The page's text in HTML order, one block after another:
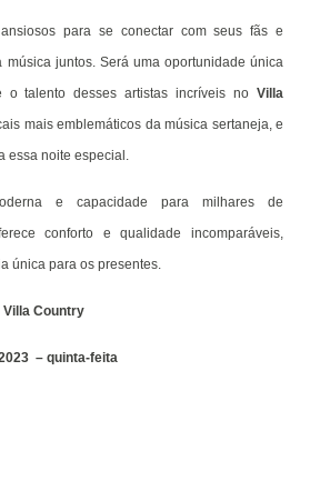
para se conectar com seus fãs e
música juntos. Será uma oportunidade única
talento desses artistas incríveis no Villa
mais emblemáticos da música sertaneja, e
essa noite especial.
e capacidade para milhares de
conforto e qualidade incomparáveis,
única para os presentes.
Country
– quinta-feita